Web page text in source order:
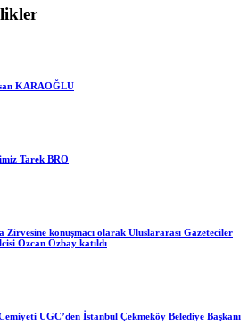
KARAOĞLU
Tarek BRO
Zirvesine konuşmacı olarak Uluslararası Gazeteciler
Özcan Özbay katıldı
UGC’den İstanbul Çekmeköy Belediye Başkanı